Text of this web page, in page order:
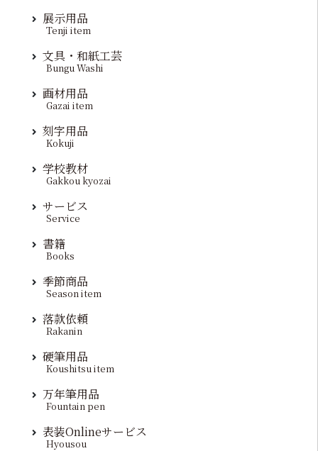
展示用品
Tenji item
文具・和紙工芸
Bungu Washi
画材用品
Gazai item
刻字用品
Kokuji
学校教材
Gakkou kyozai
サービス
Service
書籍
Books
季節商品
Season item
落款依頼
Rakanin
硬筆用品
Koushitsu item
万年筆用品
Fountain pen
表装Onlineサービス
Hyousou